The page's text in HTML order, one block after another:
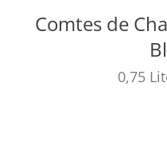
Comtes de
0,75